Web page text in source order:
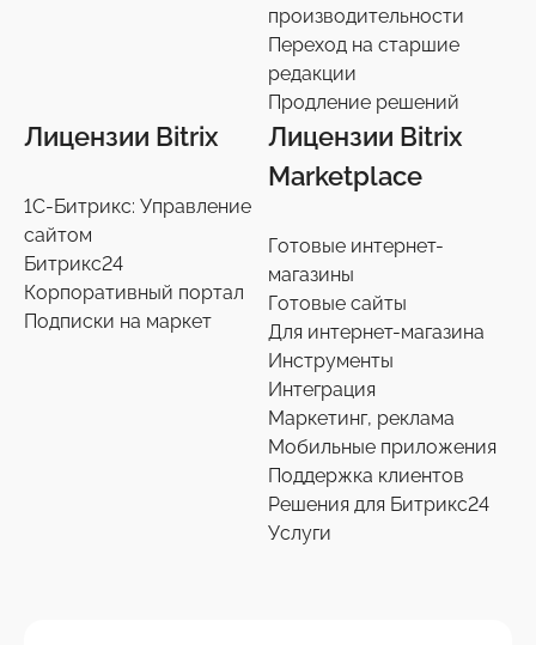
производительности
Переход на старшие
редакции
Продление решений
Лицензии Bitrix
1С-Битрикс: Управление
сайтом
Битрикс24
Корпоративный портал
Подписки на маркет
Лицензии Bitrix
Marketplace
Готовые интернет-
магазины
Готовые сайты
Для интернет-магазина
Инструменты
Интеграция
Маркетинг, реклама
Мобильные приложения
Поддержка клиентов
Решения для Битрикс24
Услуги